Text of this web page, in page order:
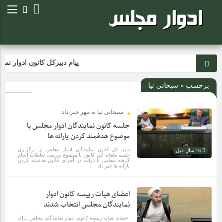
پیام دبیرکل کانون ادوار
برچسب » سبحانی نیا
سبحانی نیا به مهر خبر داد:
جلسه کانون نمایندگان ادوار مجلس با
موضوع هدفمند کردن یارانه ها
دبیر کل کانون نمایندگان ادوار مجلس از برگزاری
جلسه ماهانه این کانون با موضوع بررسی تعاملات انجام
گرفته مجلس با دولت در اجرای قانون هدفمند کردن
یارانه ها خبر داد.
اعضای هیات رییسه کانون ادوار
نمایندگان مجلس انتخاب شدند
اعضای هیات رییسه کانون ادوار نمایندگان مجلس برای